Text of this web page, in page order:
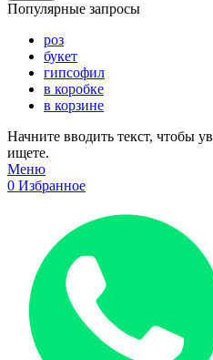
Популярные запросы
роз
букет
гипсофил
в коробке
в корзине
Начните вводить текст, чтобы
ищете.
Меню
0 Избранное